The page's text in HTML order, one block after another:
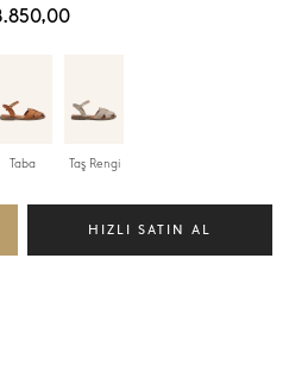
Taba Taş Rengi